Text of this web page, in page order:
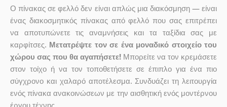
Ο πίνακας σε φελλό δεν είναι απλώς μια διακόσμηση — είναι
ένας διακοσμητικός πίνακας από φελλό που σας επιτρέπει
να αποτυπώνετε τις αναμνήσεις και τα ταξίδια σας με
καρφίτσες. Μετατρέψτε τον σε ένα μοναδικό στοιχείο του
χώρου σας που θα αγαπήσετε! Μπορείτε να τον κρεμάσετε
στον τοίχο ή να τον τοποθετήσετε σε έπιπλο για ένα πιο
σύγχρονο και χαλαρό αποτέλεσμα. Συνδυάζει τη λειτουργία
ενός πίνακα ανακοινώσεων με την αισθητική ενός μοντέρνου